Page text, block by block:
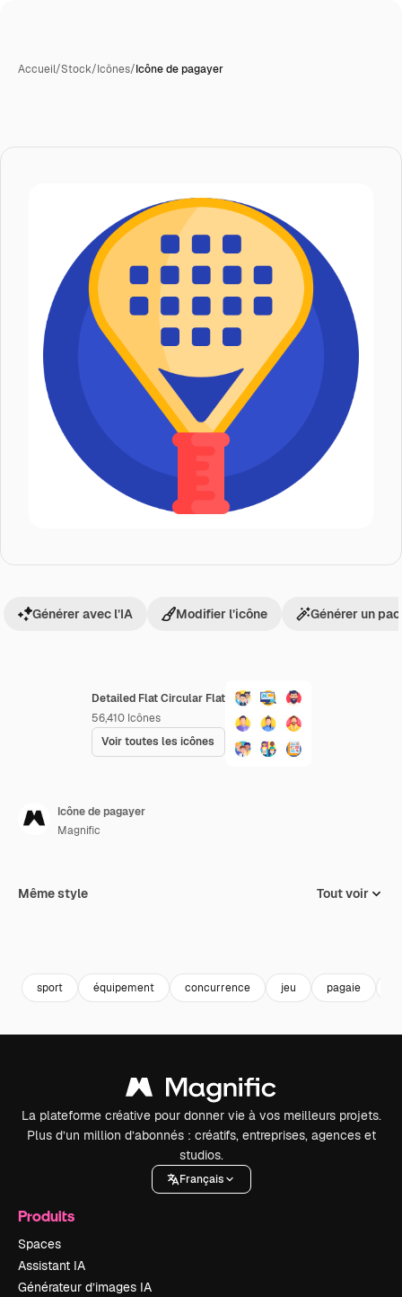
Accueil/Stock/Icônes/Icône de pagayer
Detailed Flat Circular Flat
56,410 Icônes
Voir toutes les icônes
Générer avec l’IA Modifier l’icône Générer un
Icône de pagayer
Magnific
Même style Tout voir
sport équipement concurrence jeu pagaie
La plateforme créative pour donner vie à vos meilleurs projets.
Plus d’un million d’abonnés : créatifs, entreprises, agences et
studios.
Français
Produits
Spaces
Assistant IA
Générateur d’images IA